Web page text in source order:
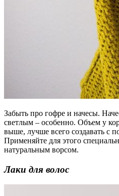
Забыть про гофре и начесы.
светлым – особенно. Объем у
выше, лучше всего создавать с
Применяйте для этого
натуральным ворсом.
Лаки для волос